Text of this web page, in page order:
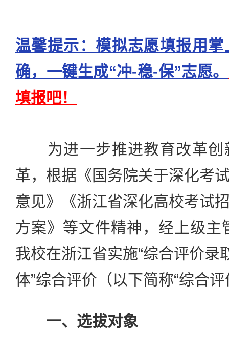
温馨提示：模拟志愿填报用
确，一键生成“冲-稳-保”志愿。
填报吧！
为进一步推进教育改革创
革，根据《国务院关于深化考
意见》《浙江省深化高校考试
方案》等文件精神，经上级主
我校在浙江省实施“综合评价录
体”综合评价（以下简称“综合
一、选拔对象